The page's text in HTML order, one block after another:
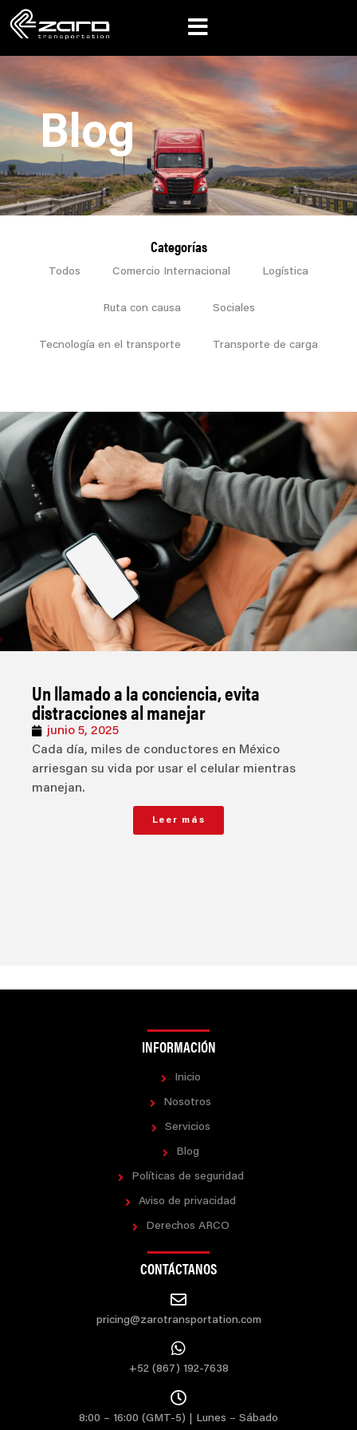
Blog
Categorías
Todos Comercio Internacional Logística
Ruta con causa Sociales
Tecnología en el transporte Transporte de carga
Un llamado a la conciencia, evita
distracciones al manejar
junio 5, 2025
Cada día, miles de conductores en México
arriesgan su vida por usar el celular mientras
manejan.
Leer más
INFORMACIÓN
Inicio
Nosotros
Servicios
Blog
Políticas de seguridad
Aviso de privacidad
Derechos ARCO
CONTÁCTANOS
pricing@zarotransportation.com
+52 (867) 192-7638
8:00 – 16:00 (GMT-5) | Lunes – Sábado